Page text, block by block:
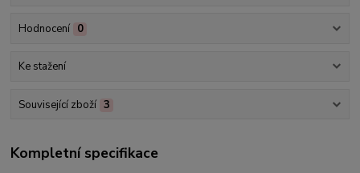
Hodnocení 0
Ke stažení
Související zboží 3
Kompletní specifikace